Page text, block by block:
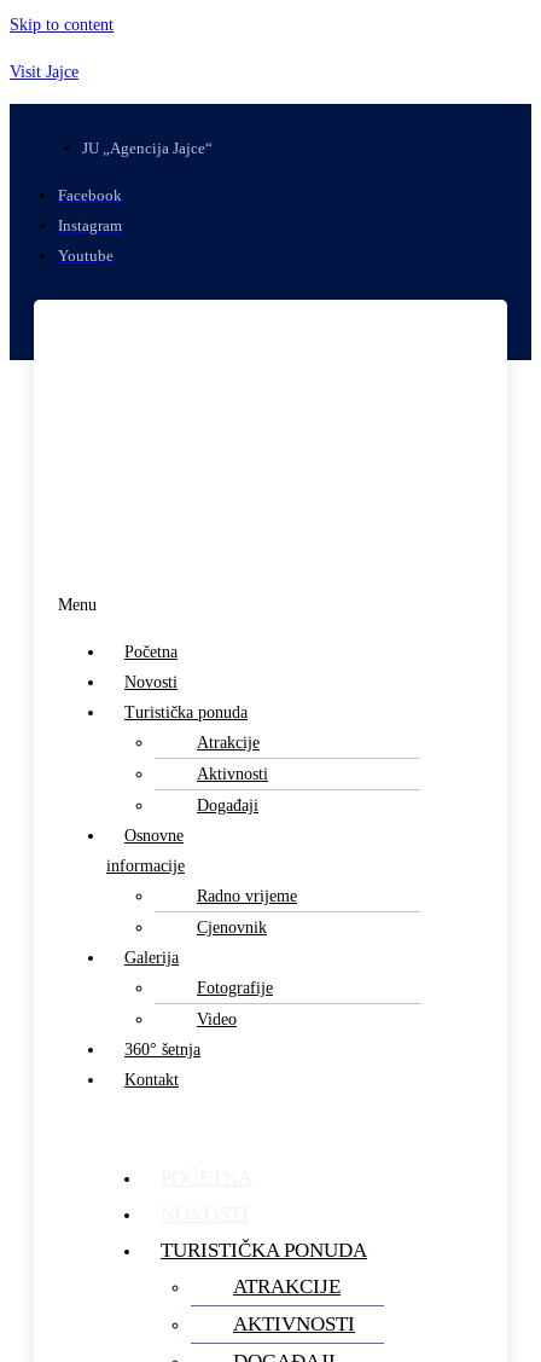
Skip to content
Visit Jajce
JU „Agencija Jajce“
Facebook
Instagram
Youtube
Menu
Početna
Novosti
Turistička ponuda
Atrakcije
Aktivnosti
Događaji
Osnovne
informacije
Radno vrijeme
Cjenovnik
Galerija
Fotografije
Video
360° šetnja
Kontakt
TURISTIČKA PONUDA
ATRAKCIJE
AKTIVNOSTI